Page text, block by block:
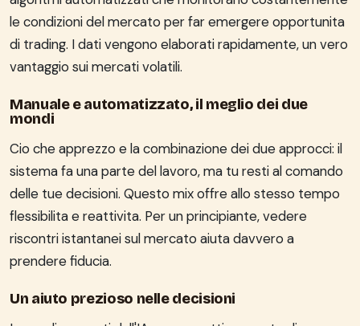
le condizioni del mercato per far emergere opportunita
di trading. I dati vengono elaborati rapidamente, un vero
vantaggio sui mercati volatili.
Manuale e automatizzato, il meglio dei due
mondi
Cio che apprezzo e la combinazione dei due approcci: il
sistema fa una parte del lavoro, ma tu resti al comando
delle tue decisioni. Questo mix offre allo stesso tempo
flessibilita e reattivita. Per un principiante, vedere
riscontri istantanei sul mercato aiuta davvero a
prendere fiducia.
Un aiuto prezioso nelle decisioni